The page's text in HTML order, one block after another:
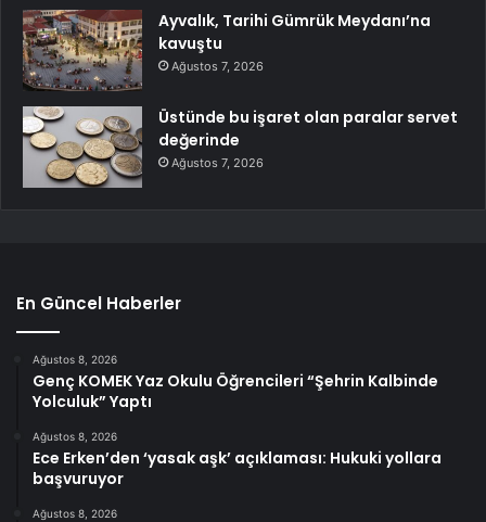
Ayvalık, Tarihi Gümrük Meydanı’na
kavuştu
Ağustos 7, 2026
Üstünde bu işaret olan paralar servet
değerinde
Ağustos 7, 2026
En Güncel Haberler
Ağustos 8, 2026
Genç KOMEK Yaz Okulu Öğrencileri “Şehrin Kalbinde
Yolculuk” Yaptı
Ağustos 8, 2026
Ece Erken’den ‘yasak aşk’ açıklaması: Hukuki yollara
başvuruyor
Ağustos 8, 2026